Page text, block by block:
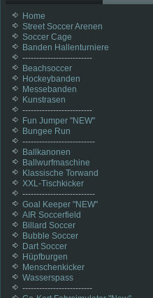
Home
Street Soccer Arenen
Soccer Cage
Banden Hallenturniere
-------------------------
Beachsoccer
Hockeybanden
Messebanden
Kunstrasen
-------------------------
Fun Jumper "NEW"
Bungee Run
--------------------------
Ballkanonen
Ballwurfmaschine
Klassische Torwand
XXL-Tischkicker
--------------------------
Goal Keeper "NEW"
AIR Soccerfield
Billard Soccer
Bubble Soccer
Dart Soccer
Hüpfburgen
Menschenkicker
Wasserspass
-------------------------